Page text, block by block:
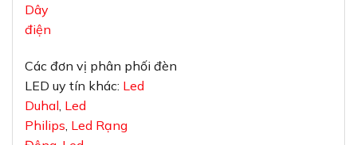
Dây
điện
Các đơn vị phân phối đèn
LED uy tín khác: Led
Duhal Led
Philips Led Rạng